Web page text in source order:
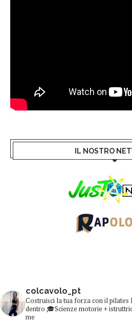
IL NOSTRO
colcavolo_pt
Costruisci la tua forza con il pilates
dentro 🎓Scienze motorie +
me